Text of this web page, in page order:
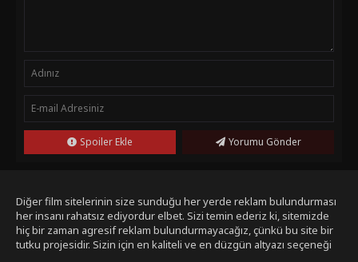
Spoiler Ekle Yorumu Gönder
Diğer film sitelerinin size sunduğu her yerde reklam bulundurması
her insanı rahatsız ediyordur elbet. Sizi temin ederiz ki, sitemizde
hiç bir zaman agresif reklam bulundurmayacağız, çünkü bu site bir
tutku projesidir. Sizin için en kaliteli ve en düzgün altyazı seçeneği